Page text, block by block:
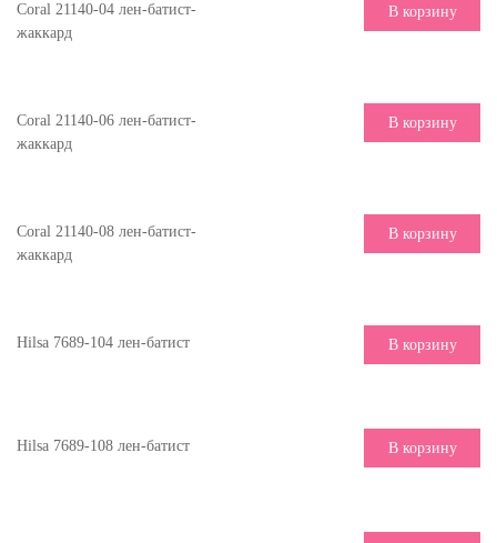
Coral 21140-04 лен-батист-
жаккард
В корзину
Coral 21140-06 лен-батист-
жаккард
В корзину
Coral 21140-08 лен-батист-
жаккард
В корзину
Hilsa 7689-104 лен-батист В корзину
Hilsa 7689-108 лен-батист В корзину